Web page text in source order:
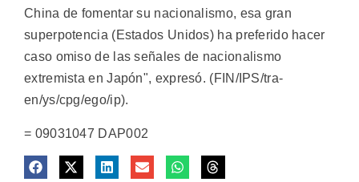
China de fomentar su nacionalismo, esa gran
superpotencia (Estados Unidos) ha preferido hacer
caso omiso de las señales de nacionalismo
extremista en Japón", expresó. (FIN/IPS/tra-
en/ys/cpg/ego/ip).
= 09031047 DAP002